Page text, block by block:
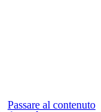
Passare al contenuto